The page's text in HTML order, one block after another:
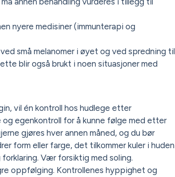
nyere medisiner (immunterapi og
små melanomer i øyet og ved spredning til
blir også brukt i noen situasjoner med
vil én kontroll hos hudlege etter
egenkontroll for å kunne følge med etter
gjøres hver annen måned, og du bør
form eller farge, det tilkommer kuler i huden
Vær forsiktig med soling.
oppfølging. Kontrollenes hyppighet og